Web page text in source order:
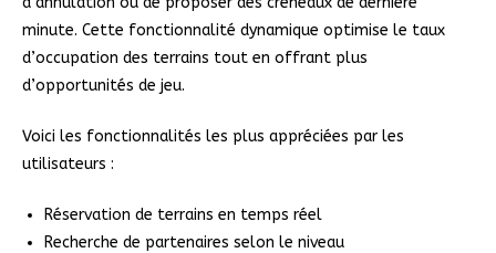
minute. Cette fonctionnalité dynamique optimise le taux
d’occupation des terrains tout en offrant plus
d’opportunités de jeu.
Voici les fonctionnalités les plus appréciées par les
utilisateurs :
Réservation de terrains en temps réel
Recherche de partenaires selon le niveau